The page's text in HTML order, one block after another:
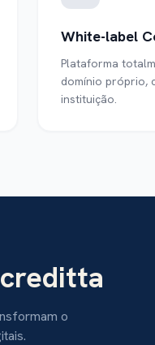
White-label
Plataforma
domínio próprio,
instituição.
o